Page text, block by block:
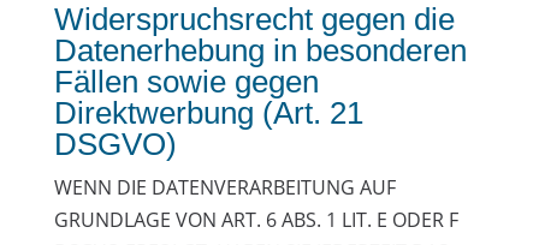
Widerspruchsrecht gegen die
Datenerhebung in besonderen
Fällen sowie gegen
Direktwerbung (Art. 21
DSGVO)
WENN DIE DATENVERARBEITUNG AUF
GRUNDLAGE VON ART. 6 ABS. 1 LIT. E ODER F